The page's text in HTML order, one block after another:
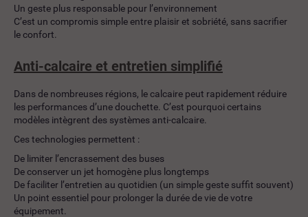
Un geste plus responsable pour l’environnement
C’est un compromis simple entre plaisir et sobriété, sans sacrifier
le confort.
Anti-calcaire et entretien simplifié
Dans de nombreuses régions, le calcaire peut rapidement réduire
les performances d’une douchette. C’est pourquoi certains
modèles intègrent des systèmes anti-calcaire.
Ces technologies permettent :
De limiter l’encrassement des buses
De conserver un jet homogène plus longtemps
De faciliter l’entretien au quotidien (un simple geste suffit souvent)
Un point essentiel pour prolonger la durée de vie de votre
équipement.